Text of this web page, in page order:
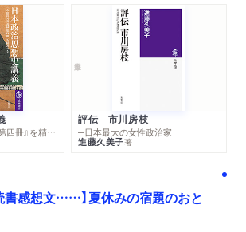
─『丸山眞男講義録 第四冊』を精読する
評伝 市川房枝
─日本最大の女性政治家
進藤久美子著
書感想文……】夏休みの宿題のおと